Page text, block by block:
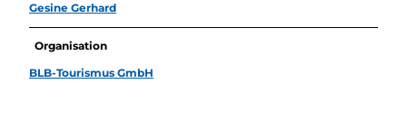
Gesine Gerhard
Organisation
BLB-Tourismus GmbH